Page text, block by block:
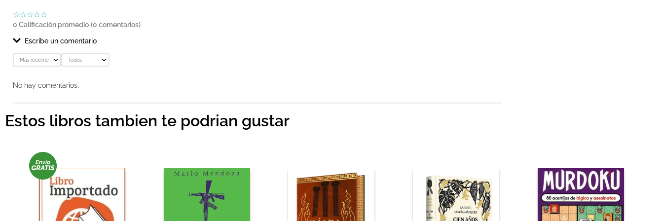
☆☆☆☆☆
0 Calificación promedio (0 comentarios)
Escribe un comentario
Agregar comentario
★★★
Tu nombre
Dirección de email
Más reciente Todos
No hay comentarios.
Estos libros tambien te podrian gustar